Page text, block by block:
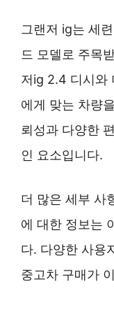
그랜저 ig는 세
드 모델로 주목
저ig 2.4 디시와
에게 맞는 차량
뢰성과 다양한
인 요소입니다.
더 많은 세부 사
에 대한 정보는
다. 다양한 사용
중고차 구매가